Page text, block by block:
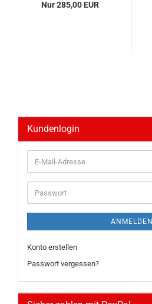
Nur 285,00 EUR
Kundenlogin
E-
Mail-
Adresse
Passwort
ANMELDEN
Konto erstellen
Passwort vergessen?